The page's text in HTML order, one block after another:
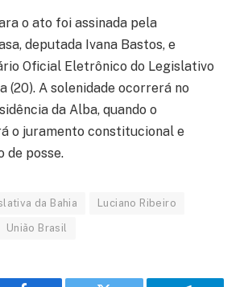
o ato foi assinada pela
deputada Ivana Bastos, e
Oficial Eletrônico do Legislativo
(20). A solenidade ocorrerá no
da Alba, quando o
o juramento constitucional e
de posse.
da Bahia Luciano Ribeiro
União Brasil